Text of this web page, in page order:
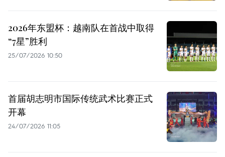
2026年东盟杯：越南队在首战中取得
“7星”胜利
25/07/2026 10:50
首届胡志明市国际传统武术比赛正式
开幕
24/07/2026 11:05